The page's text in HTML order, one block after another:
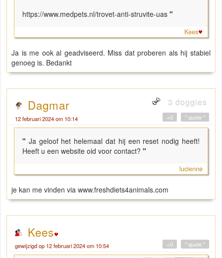
https://www.medpets.nl/trovet-anti-struvite-uas "
Kees
Ja is me ook al geadviseerd. Miss dat proberen als hij stabiel
genoeg is. Bedankt
Dagmar 3 doggies
12 februari 2024 om 10:14 " quote "
+0
" Ja geloof het helemaal dat hij een reset nodig heeft!
Heeft u een website oid voor contact? "
lucienne
je kan me vinden via www.freshdiets4animals.com
Kees
gewijzigd op 12 februari 2024 om 10:54 " quote "
+0